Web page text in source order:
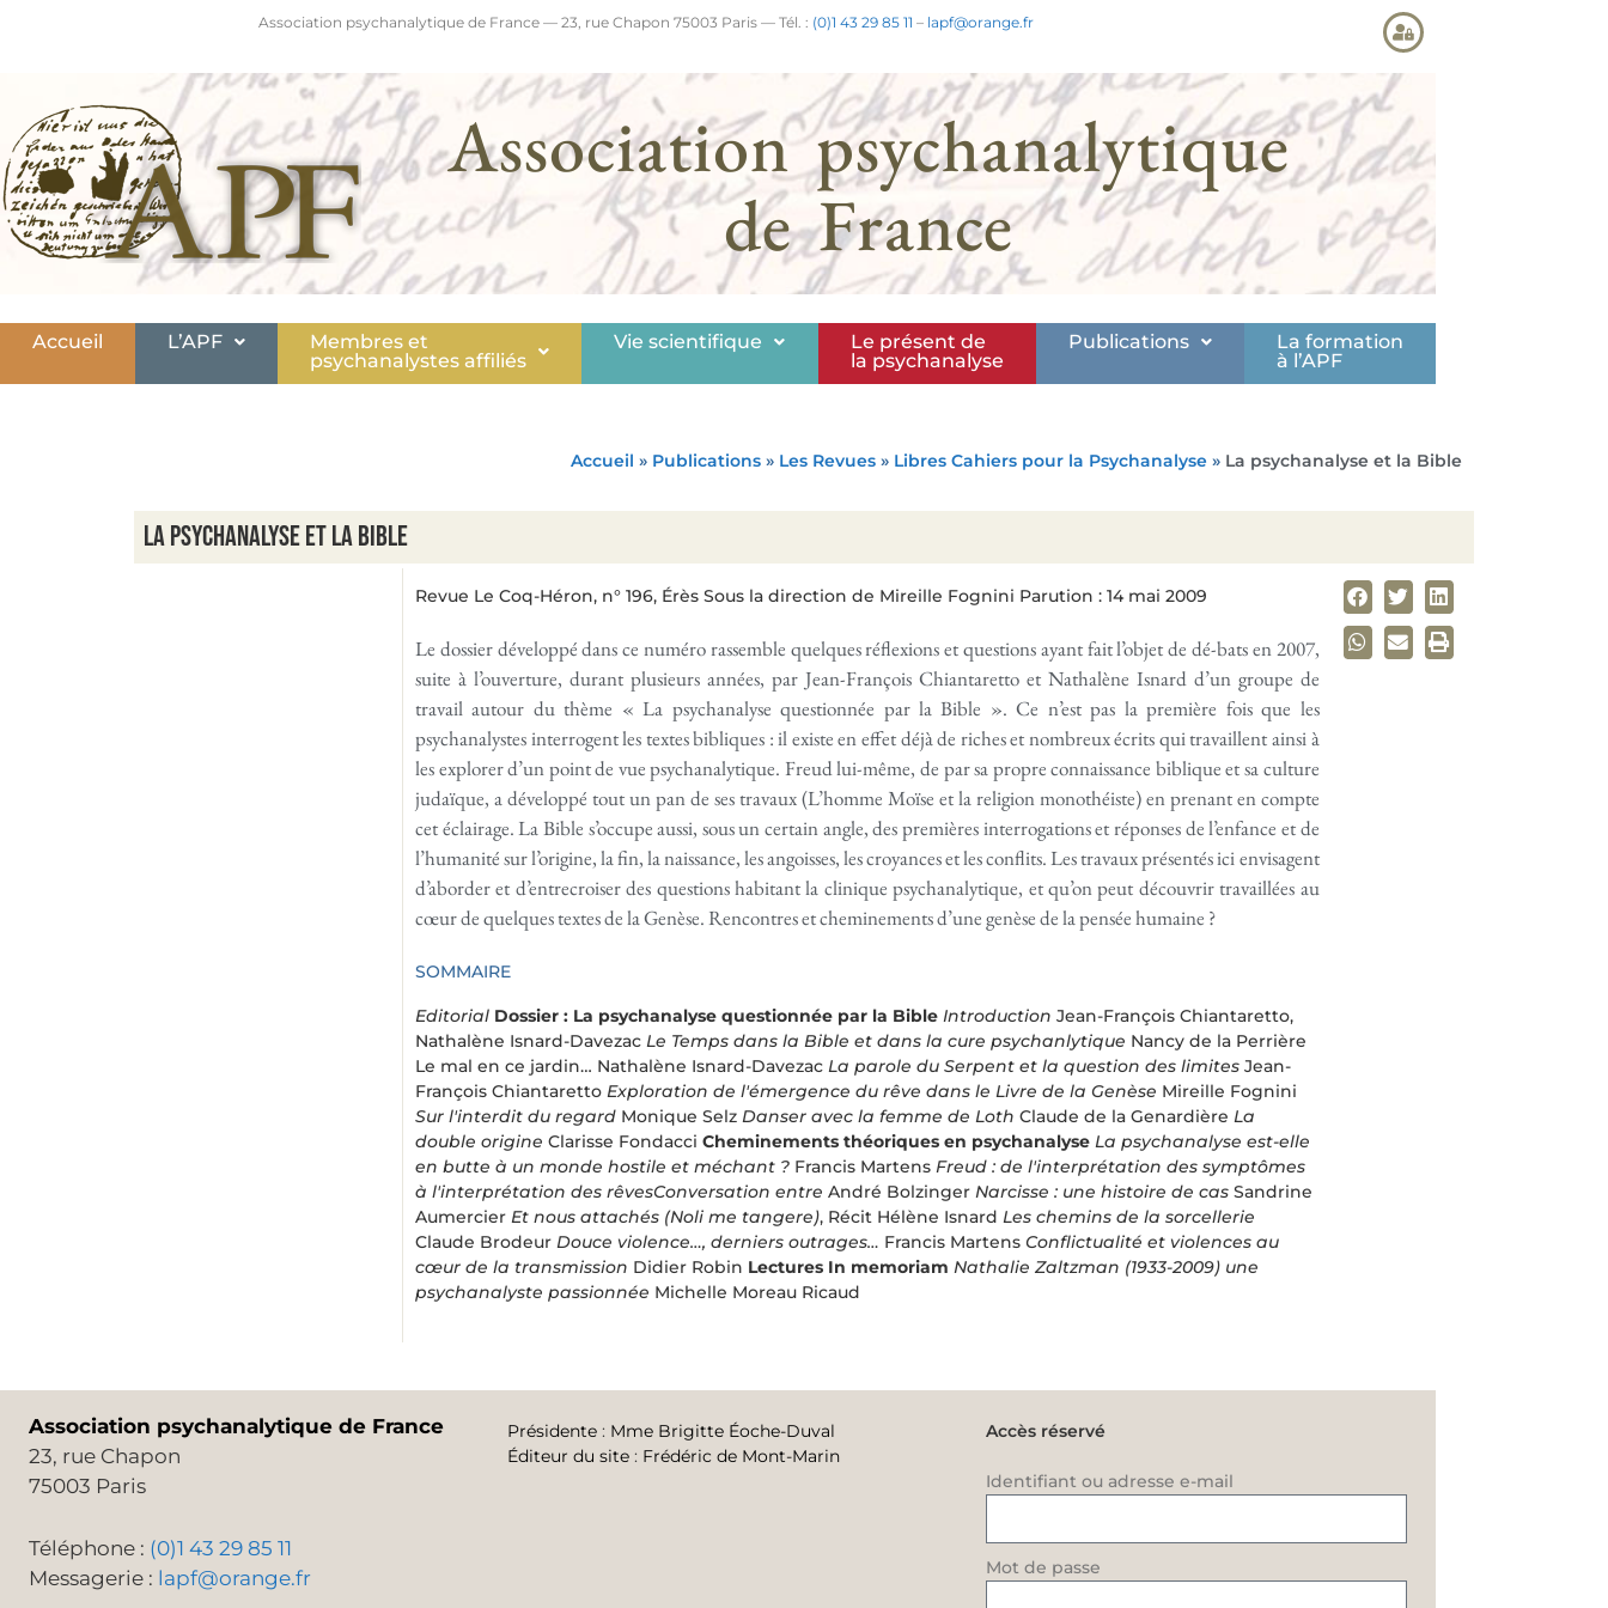
Association psychanalytique de France — 23, rue Chapon 75003 Paris — Tél. : (0)1 43 29 85 11 – lapf@orange.fr
Association psychanalytique
de France
Accueil L’APF
Membres et
psychanalystes affiliés
Vie scientifique
Le présent de
la psychanalyse
Publications
La formation
à l’APF
Accueil » Publications » Les Revues » Libres Cahiers pour la Psychanalyse » La psychanalyse et la Bible
La psychanalyse et la Bible
Revue Le Coq-Héron, n° 196, Érès Sous la direction de Mireille Fognini Parution : 14 mai 2009
Le dossier développé dans ce numéro rassemble quelques réflexions et questions ayant fait l’objet de dé-bats en 2007,
suite à l’ouverture, durant plusieurs années, par Jean-François Chiantaretto et Nathalène Isnard d’un groupe de
travail autour du thème « La psychanalyse questionnée par la Bible ». Ce n’est pas la première fois que les
psychanalystes interrogent les textes bibliques : il existe en effet déjà de riches et nombreux écrits qui travaillent ainsi à
les explorer d’un point de vue psychanalytique. Freud lui-même, de par sa propre connaissance biblique et sa culture
judaïque, a développé tout un pan de ses travaux (L’homme Moïse et la religion monothéiste) en prenant en compte
cet éclairage. La Bible s’occupe aussi, sous un certain angle, des premières interrogations et réponses de l’enfance et de
l’humanité sur l’origine, la fin, la naissance, les angoisses, les croyances et les conflits. Les travaux présentés ici envisagent
d’aborder et d’entrecroiser des questions habitant la clinique psychanalytique, et qu’on peut découvrir travaillées au
cœur de quelques textes de la Genèse. Rencontres et cheminements d’une genèse de la pensée humaine ?
SOMMAIRE
Editorial Dossier : La psychanalyse questionnée par la Bible Introduction Jean-François Chiantaretto,
Nathalène Isnard-Davezac Le Temps dans la Bible et dans la cure psychanlytique Nancy de la Perrière
Le mal en ce jardin… Nathalène Isnard-Davezac La parole du Serpent et la question des limites Jean-
François Chiantaretto Exploration de l'émergence du rêve dans le Livre de la Genèse Mireille Fognini
Sur l'interdit du regard Monique Selz Danser avec la femme de Loth Claude de la Genardière La
double origine Clarisse Fondacci Cheminements théoriques en psychanalyse La psychanalyse est-elle
en butte à un monde hostile et méchant ? Francis Martens Freud : de l'interprétation des symptômes
à l'interprétation des rêvesConversation entre André Bolzinger Narcisse : une histoire de cas Sandrine
Aumercier Et nous attachés (Noli me tangere), Récit Hélène Isnard Les chemins de la sorcellerie
Claude Brodeur Douce violence…, derniers outrages… Francis Martens Conflictualité et violences au
cœur de la transmission Didier Robin Lectures In memoriam Nathalie Zaltzman (1933-2009) une
psychanalyste passionnée Michelle Moreau Ricaud
Association psychanalytique de France
23, rue Chapon
75003 Paris
Téléphone : (0)1 43 29 85 11
Messagerie : lapf@orange.fr
Présidente: Mme Brigitte Éoche-Duval
Éditeur du site: Frédéric de Mont-Marin
Accès réservé
Identifiant ou adresse e-mail
Mot de passe